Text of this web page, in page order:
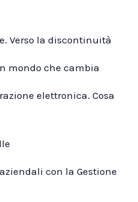
Verso la discontinuità
mondo che cambia
elettronica. Cosa
con la Gestione